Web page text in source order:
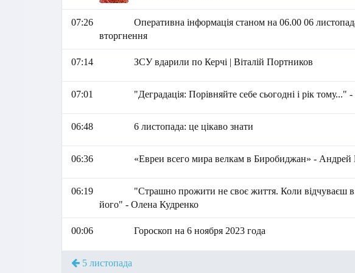
07:26
Оперативна інформація станом на 06.00 06
вторгнення
07:14 ЗСУ вдарили по Керчі | Віталій Портников
07:01 "Деградація: Порівняйте себе сьогодні і рік
06:48 6 листопада: це цікаво знати
06:36 «Евреи всего мира велкам в Биробиджан» - Андрей
06:19
"Страшно прожити не своє життя. Коли відчуваєш в
його" - Олена Кудренко
00:06 Гороскоп на 6 ноября 2023 года
5 листопада